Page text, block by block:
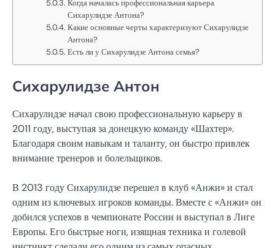
Когда началась профессиональная карьера
Сихарулидзе Антона?
Какие основные черты характеризуют Сихарулидзе
Антона?
Есть ли у Сихарулидзе Антона семья?
Сихарулидзе Антон
Сихарулидзе начал свою профессиональную карьеру в
2011 году, выступая за донецкую команду «Шахтер».
Благодаря своим навыкам и таланту, он быстро привлек
внимание тренеров и болельщиков.
В 2013 году Сихарулидзе перешел в клуб «Анжи» и стал
одним из ключевых игроков команды. Вместе с «Анжи» он
добился успехов в чемпионате России и выступал в Лиге
Европы. Его быстрые ноги, изящная техника и голевой